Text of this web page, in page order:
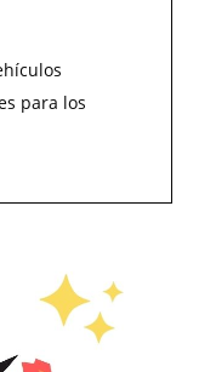
para los